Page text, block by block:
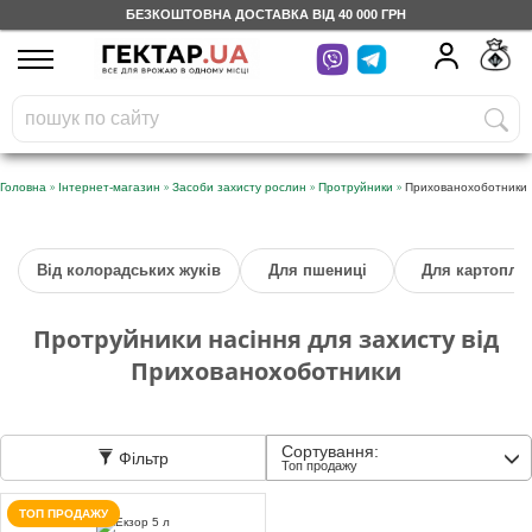
БЕЗКОШТОВНА ДОСТАВКА ВІД 40 000 ГРН
UA
На вашому
бонусному рахунку
грн
Безкоштовно по Україні
Категорії
Щоденник
Доставка
Відгуки
Головна » Інтернет-магазин » Засоби захисту рослин » Протруйники » Прихованохоботники
Від колорадських жуків Для пшениці Для картоплі
Протруйники насіння для захисту від
Прихованохоботники
Фільтр Сортування:
Топ продажу
ТОП ПРОДАЖУ